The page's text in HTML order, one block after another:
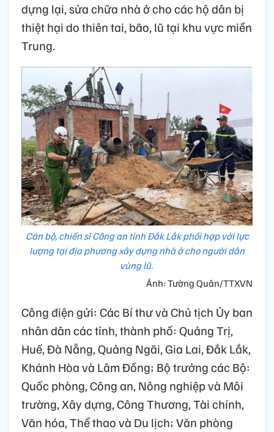
dựng lại, sửa chữa nhà ở cho các hộ dân bị
thiệt hại do thiên tai, bão, lũ tại khu vực miền
Trung.
Cán bộ, chiến sĩ Công an tỉnh Đắk Lắk phối hợp với lực
lượng tại địa phương xây dựng nhà ở cho người dân
vùng lũ.
Ảnh: Tường Quân/TTXVN
Công điện gửi: Các Bí thư và Chủ tịch Ủy ban
nhân dân các tỉnh, thành phố: Quảng Trị,
Huế, Đà Nẵng, Quảng Ngãi, Gia Lai, Đắk Lắk,
Khánh Hòa và Lâm Đồng; Bộ trưởng các Bộ:
Quốc phòng, Công an, Nông nghiệp và Môi
trường, Xây dựng, Công Thương, Tài chính,
Văn hóa, Thể thao và Du lịch; Văn phòng